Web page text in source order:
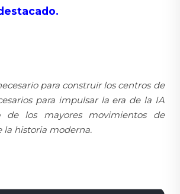
para construir los centros de
para impulsar la era de la IA
de los mayores movimientos de
la historia moderna.